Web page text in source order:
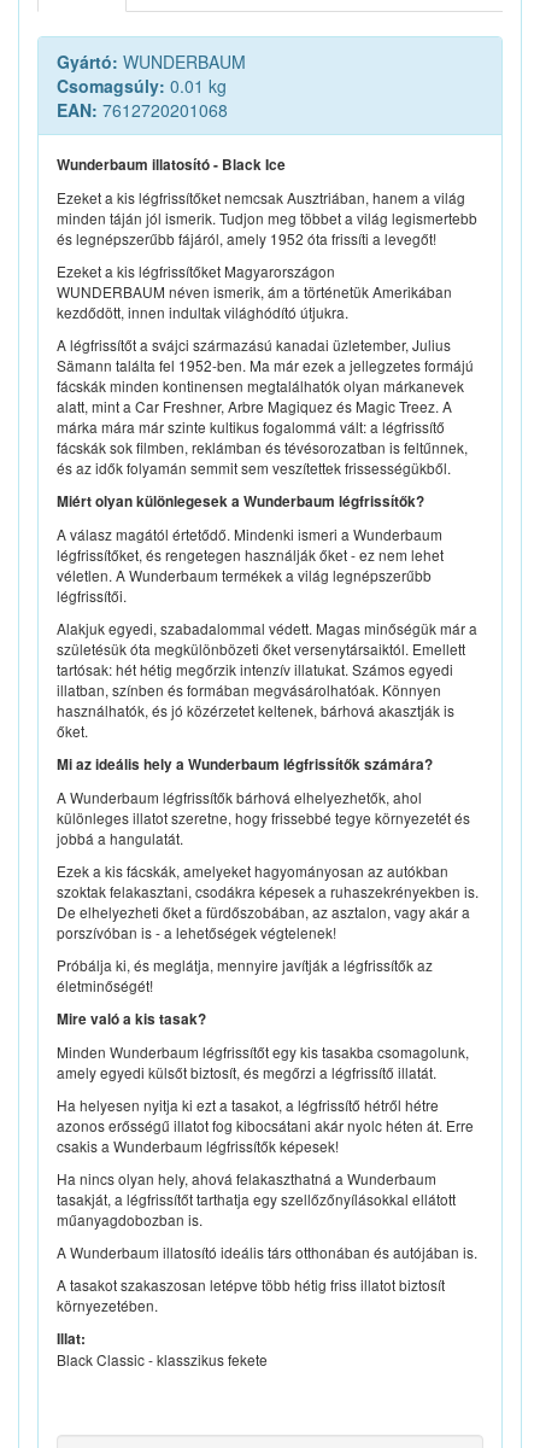
Gyártó: WUNDERBAUM
Csomagsúly: 0.01 kg
EAN: 7612720201068
Wunderbaum illatosító - Black Ice
Ezeket a kis légfrissítőket nemcsak Ausztriában, hanem a világ
minden táján jól ismerik. Tudjon meg többet a világ legismertebb
és legnépszerűbb fájáról, amely 1952 óta frissíti a levegőt!
Ezeket a kis légfrissítőket Magyarországon
WUNDERBAUM néven ismerik, ám a történetük Amerikában
kezdődött, innen indultak világhódító útjukra.
A légfrissítőt a svájci származású kanadai üzletember, Julius
Sämann találta fel 1952-ben. Ma már ezek a jellegzetes formájú
fácskák minden kontinensen megtalálhatók olyan márkanevek
alatt, mint a Car Freshner, Arbre Magiquez és Magic Treez. A
márka mára már szinte kultikus fogalommá vált: a légfrissítő
fácskák sok filmben, reklámban és tévésorozatban is feltűnnek,
és az idők folyamán semmit sem veszítettek frissességükből.
Miért olyan különlegesek a Wunderbaum légfrissítők?
A válasz magától értetődő. Mindenki ismeri a Wunderbaum
légfrissítőket, és rengetegen használják őket - ez nem lehet
véletlen. A Wunderbaum termékek a világ legnépszerűbb
légfrissítői.
Alakjuk egyedi, szabadalommal védett. Magas minőségük már a
születésük óta megkülönbözeti őket versenytársaiktól. Emellett
tartósak: hét hétig megőrzik intenzív illatukat. Számos egyedi
illatban, színben és formában megvásárolhatóak. Könnyen
használhatók, és jó közérzetet keltenek, bárhová akasztják is
őket.
Mi az ideális hely a Wunderbaum légfrissítők számára?
A Wunderbaum légfrissítők bárhová elhelyezhetők, ahol
különleges illatot szeretne, hogy frissebbé tegye környezetét és
jobbá a hangulatát.
Ezek a kis fácskák, amelyeket hagyományosan az autókban
szoktak felakasztani, csodákra képesek a ruhaszekrényekben is.
De elhelyezheti őket a fürdőszobában, az asztalon, vagy akár a
porszívóban is - a lehetőségek végtelenek!
Próbálja ki, és meglátja, mennyire javítják a légfrissítők az
életminőségét!
Mire való a kis tasak?
Minden Wunderbaum légfrissítőt egy kis tasakba csomagolunk,
amely egyedi külsőt biztosít, és megőrzi a légfrissítő illatát.
Ha helyesen nyitja ki ezt a tasakot, a légfrissítő hétről hétre
azonos erősségű illatot fog kibocsátani akár nyolc héten át. Erre
csakis a Wunderbaum légfrissítők képesek!
Ha nincs olyan hely, ahová felakaszthatná a Wunderbaum
tasakját, a légfrissítőt tarthatja egy szellőzőnyílásokkal ellátott
műanyagdobozban is.
A Wunderbaum illatosító ideális társ otthonában és autójában is.
A tasakot szakaszosan letépve több hétig friss illatot biztosít
környezetében.
Illat:
Black Classic - klasszikus fekete